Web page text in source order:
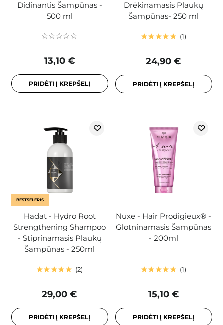
Didinantis Šampūnas -
500 ml
13,10 €
PRIDĖTI Į KREPŠELĮ
Drėkinamasis Plaukų
Šampūnas- 250 ml
1
24,90 €
PRIDĖTI Į KREPŠELĮ
BESTSELERIS
Hadat - Hydro Root
Strengthening Shampoo
- Stiprinamasis Plaukų
Šampūnas - 250ml
2
29,00 €
PRIDĖTI Į KREPŠELĮ
Nuxe - Hair Prodigieux® -
Glotninamasis Šampūnas
- 200ml
1
15,10 €
PRIDĖTI Į KREPŠELĮ